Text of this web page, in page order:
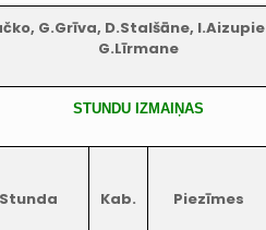
G.Grīva, D.Stalšāne,
G.Līrmane
STUNDU IZMAIŅAS
Stunda Kab. Piezīmes